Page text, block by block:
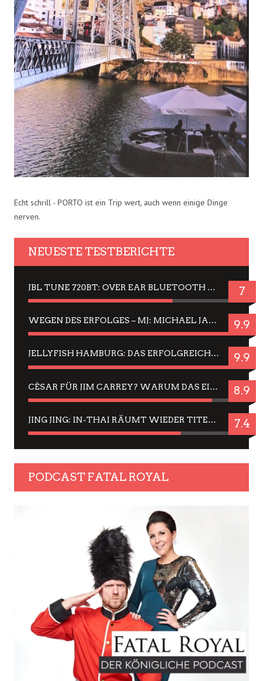
Echt schrill - PORTO ist ein Trip wert, auch wenn einige Dinge
nerven.
NEUESTE TESTBERICHTE
JBL TUNE 720BT: OVER EAR BLUETOOTH KOPFHÖRER UM DIE 50,-€ IM DAUER-TEST 7
WEGEN DES ERFOLGES – MJ: MICHAEL JACKSON MUSICAL IN EINER MATINEE SEHEN 9.9
JELLYFISH HAMBURG: DAS ERFOLGREICHE SOMMER-MENÜ 2025 IN GEFÜHLEN UND BILDERN 9.9
CÉSAR FÜR JIM CARREY? WARUM DAS EINER DER NERVIGSTEN ACTORS IST UND BLEIBT 8.9
JING JING: IN-THAI RÄUMT WIEDER TITEL AB – EIN ZWEI-STUNDEN-ERLEBNISBERICHT 7.4
PODCAST FATAL ROYAL